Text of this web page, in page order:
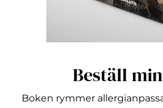
Beställ
Boken rymmer